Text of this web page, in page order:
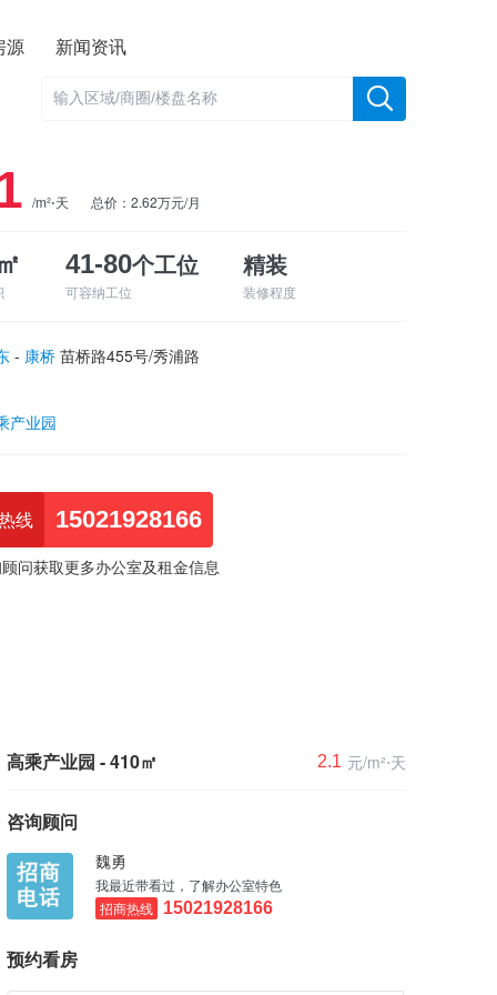
源 新闻资讯
/m²⋅天 总价：2.62万元/月
41-80个工位
可容纳工位
精装
装修程度
- 康桥 苗桥路455号/秀浦路
产业园
线 15021928166
问获取更多办公室及租金信息
高乘产业园 - 410㎡ 2.1 元/m²⋅天
咨询顾问
魏勇
我最近带看过，了解办公室特色
招商热线 15021928166
预约看房